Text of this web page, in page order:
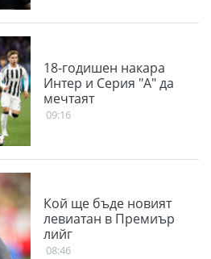
18-годишен накара
Интер и Серия "А" да
мечтаят
09:16
Кой ще бъде новият
левиатан в Премиър
лийг
08:46